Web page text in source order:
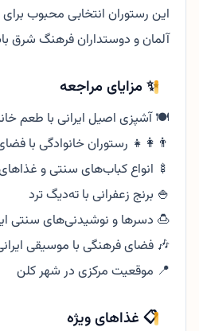
این رستوران انتخابی محبوب برای
آلمان و دوستداران فرهنگ شرق
✨ مزایای مراجعه
🍽️ آشپزی اصیل ایرانی با طعم
👨‍👩‍👧 رستوران خانوادگی با
🍢 انواع کباب‌های سنتی و
🍚 برنج زعفرانی با ته‌دیگ ترد
🍮 دسرها و نوشیدنی‌های سنتی
🎶 فضای فرهنگی با موسیقی
📍 موقعیت مرکزی در شهر کلن
📋 غذاهای ویژه